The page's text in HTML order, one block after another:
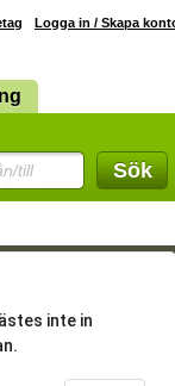
Logga in / Skapa
till Sök
inte in